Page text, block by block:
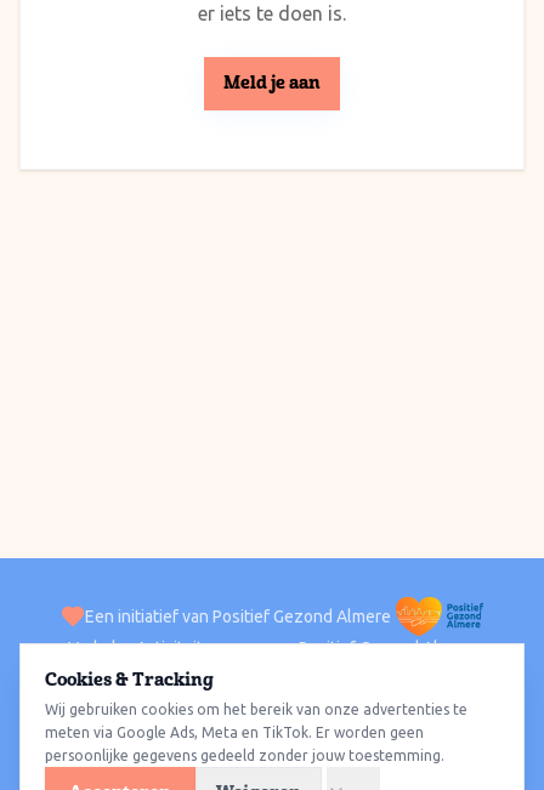
er iets te doen is.
Meld je aan
Een initiatief van Positief Gezond Almere
VerhalenActiviteiten Positief Gezond Almere
ACTIVITEITEN PER WIJK
Alle wijkenAlmere HavenAlmere StadAlmere BuitenAlmere Poort
Almere HoutAlmere OosterwoldWat te doen
Cookies & Tracking
Wij gebruiken cookies om het bereik van onze advertenties te
meten via Google Ads, Meta en TikTok. Er worden geen
persoonlijke gegevens gedeeld zonder jouw toestemming.